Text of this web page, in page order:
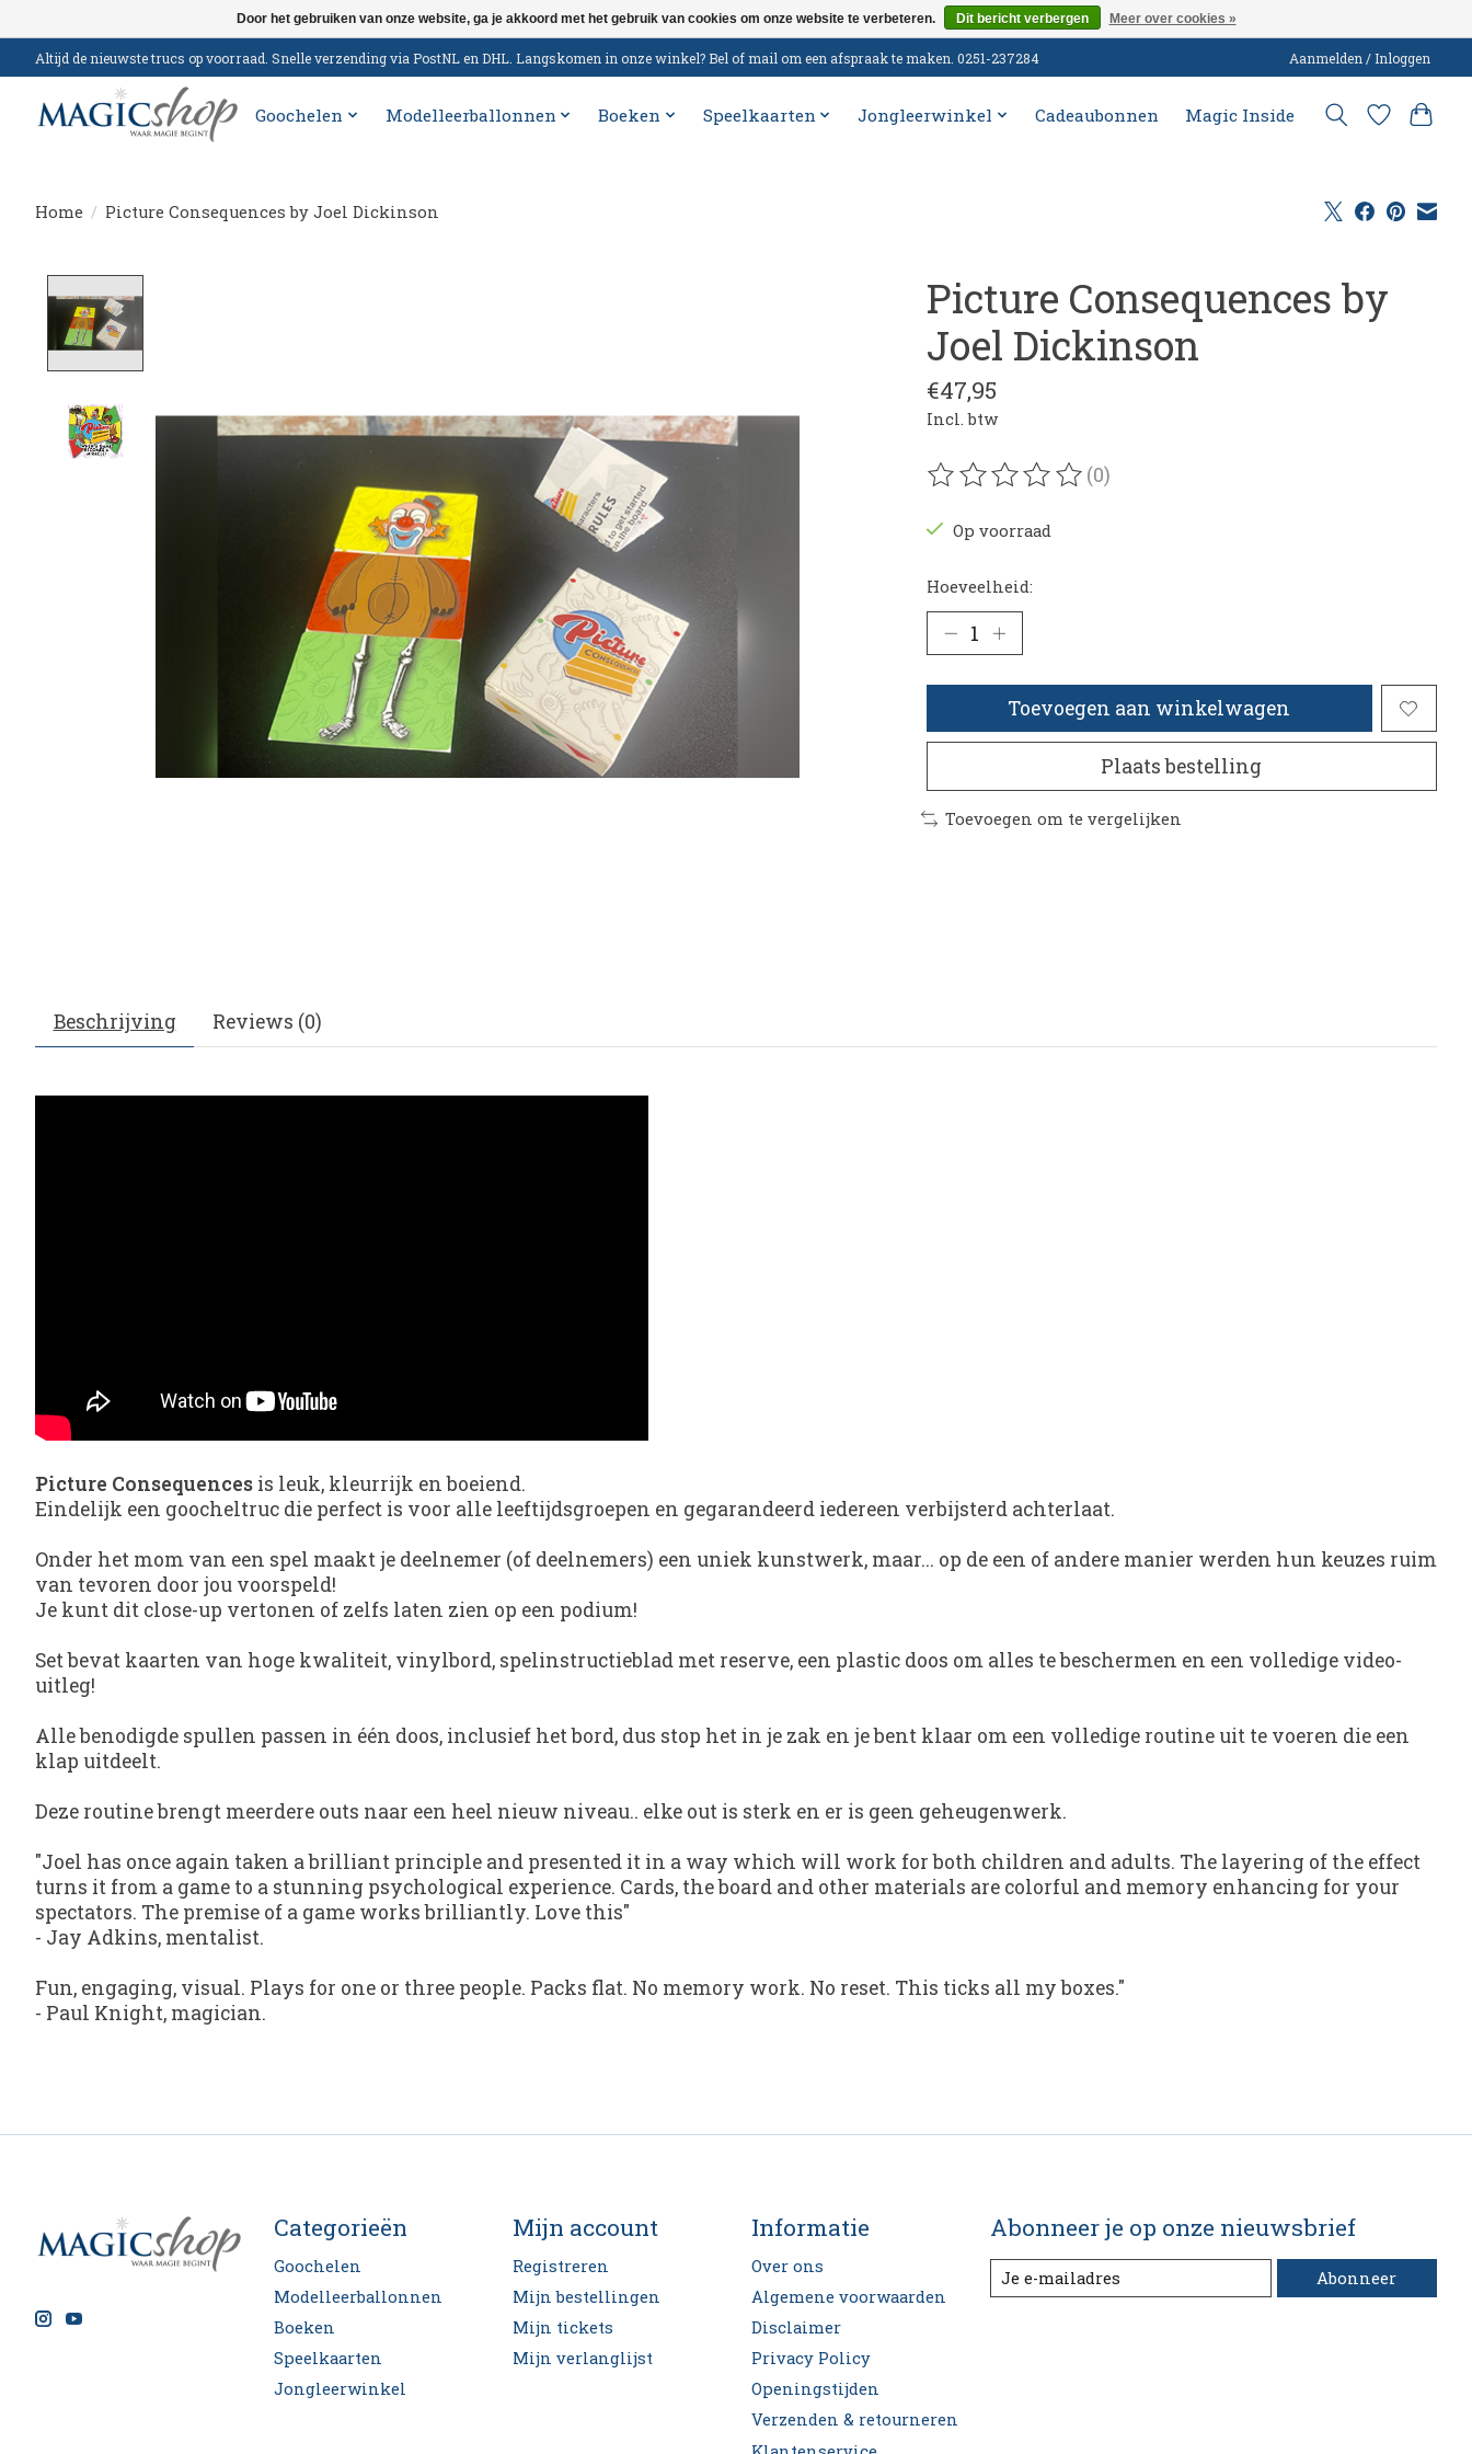
Altijd de nieuwste trucs op voorraad. Snelle verzending via PostNL en DHL. Langskomen in onze winkel? Bel of mail om een afspraak te maken. 0251-237284 Aanmelden / Inloggen
Goochelen Modelleerballonnen Boeken Speelkaarten Jongleerwinkel Cadeaubonnen Magic Inside
Home / Picture Consequences by Joel Dickinson
Picture Consequences by
Joel Dickinson
€47,95
Incl. btw
De beoordeling van dit product is
(0)
Op voorraad
Hoeveelheid:
Toevoegen aan winkelwagen
Plaats bestelling
Toevoegen om te vergelijken
Beschrijving Reviews (0)
Picture Consequences is leuk, kleurrijk en boeiend.
Eindelijk een goocheltruc die perfect is voor alle leeftijdsgroepen en gegarandeerd iedereen verbijsterd achterlaat.
Onder het mom van een spel maakt je deelnemer (of deelnemers) een uniek kunstwerk, maar... op de een of andere manier werden hun keuzes ruim
van tevoren door jou voorspeld!
Je kunt dit close-up vertonen of zelfs laten zien op een podium!
Set bevat kaarten van hoge kwaliteit, vinylbord, spelinstructieblad met reserve, een plastic doos om alles te beschermen en een volledige video-
uitleg!
Alle benodigde spullen passen in één doos, inclusief het bord, dus stop het in je zak en je bent klaar om een ​​volledige routine uit te voeren die een
klap uitdeelt.
Deze routine brengt meerdere outs naar een heel nieuw niveau.. elke out is sterk en er is geen geheugenwerk.
"Joel has once again taken a brilliant principle and presented it in a way which will work for both children and adults. The layering of the effect
turns it from a game to a stunning psychological experience. Cards, the board and other materials are colorful and memory enhancing for your
spectators. The premise of a game works brilliantly. Love this"
- Jay Adkins, mentalist.
Fun, engaging, visual. Plays for one or three people. Packs flat. No memory work. No reset. This ticks all my boxes."
- Paul Knight, magician.
Categorieën
Goochelen
Modelleerballonnen
Boeken
Speelkaarten
Jongleerwinkel
Mijn account
Registreren
Mijn bestellingen
Mijn tickets
Mijn verlanglijst
Informatie
Over ons
Algemene voorwaarden
Disclaimer
Privacy Policy
Openingstijden
Verzenden & retourneren
Abonneer je op onze nieuwsbrief
Abonneer
Door het gebruiken van onze website, ga je akkoord met het gebruik van cookies om onze website te verbeteren. Dit bericht verbergen Meer over cookies »